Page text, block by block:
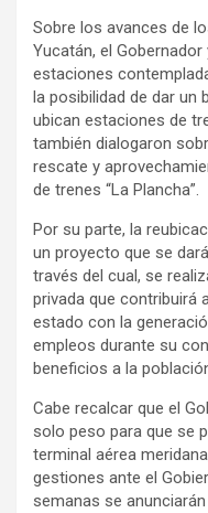
Sobre los avances de
Yucatán, el
estaciones
la posibilidad de dar un
ubican estaciones de
también dialogaron
rescate y
de trenes “La Plancha”.
Por su parte, la
un proyecto que se
través del cual, se
privada que contribuirá
estado con la
empleos durante su
beneficios a la
Cabe recalcar que el
solo peso para que se
terminal aérea
gestiones ante el
semanas se